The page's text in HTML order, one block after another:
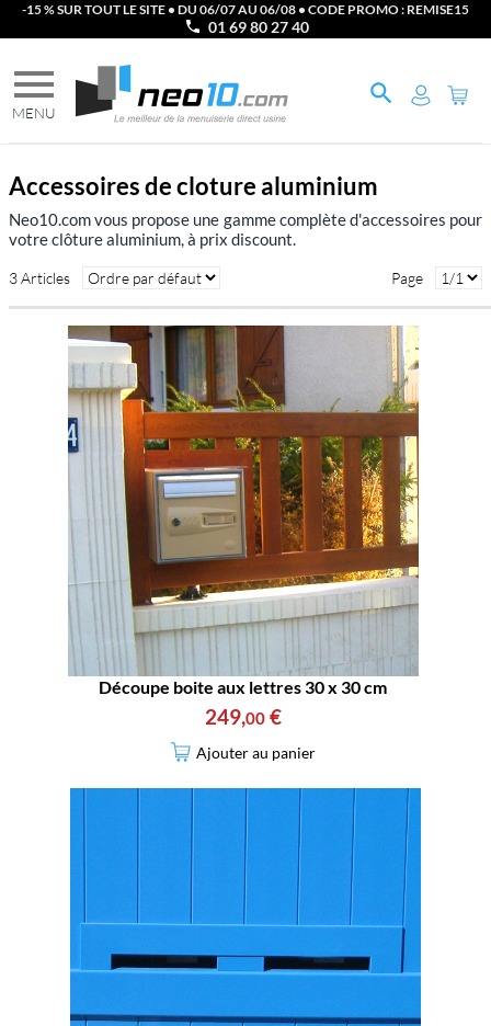
-15 % SUR TOUT LE SITE • DU 06/07 AU 06/08 • CODE PROMO : REMISE15
01 69 80 27 40
Accessoires de cloture aluminium
Neo10.com vous propose une gamme complète d'accessoires pour
votre clôture aluminium, à prix discount.
Page
3 Articles
Découpe boite aux lettres 30 x 30 cm
249,00 €
Ajouter au panier